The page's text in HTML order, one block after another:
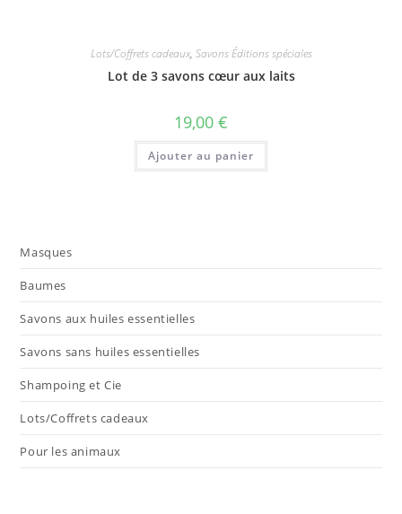
Lots/Coffrets cadeaux, Savons Éditions spéciales
Lot de 3 savons cœur aux laits
19,00 €
Ajouter au panier
Masques
Baumes
Savons aux huiles essentielles
Savons sans huiles essentielles
Shampoing et Cie
Lots/Coffrets cadeaux
Pour les animaux